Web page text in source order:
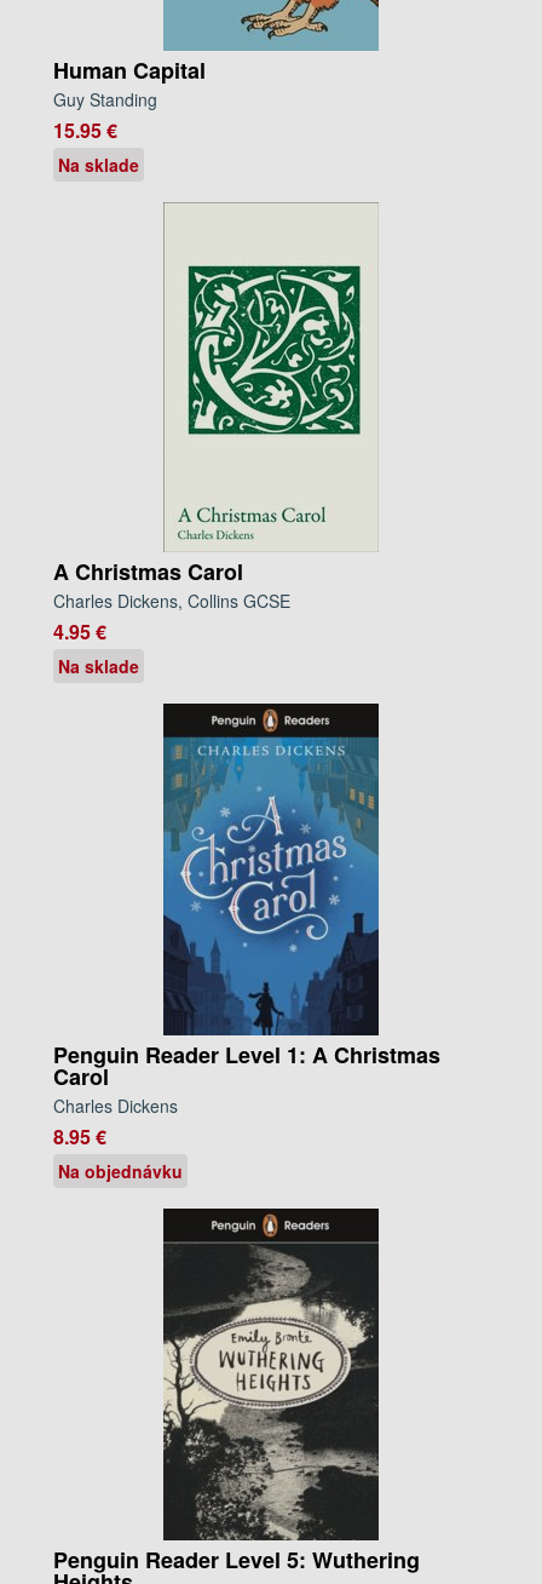
Human Capital
Guy Standing
15.95 €
Na sklade
A Christmas Carol
Charles Dickens, Collins GCSE
4.95 €
Na sklade
Penguin Reader Level 1: A Christmas
Carol
Charles Dickens
8.95 €
Na objednávku
Penguin Reader Level 5: Wuthering